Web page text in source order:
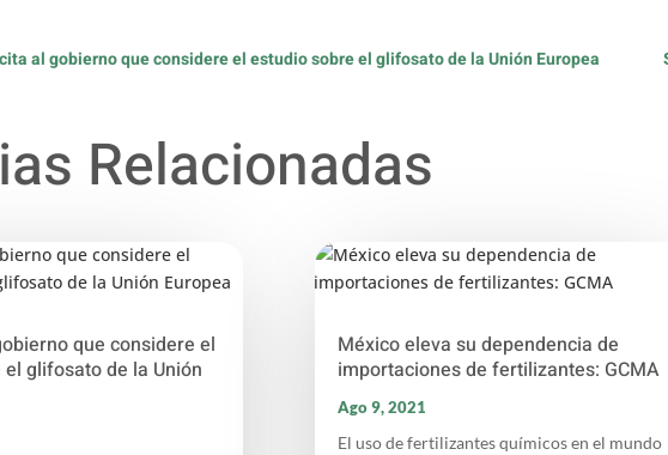
al gobierno que considere el estudio sobre el glifosato de la Unión Europea
Relacionadas
que considere el
glifosato de la Unión
México eleva su dependencia de
importaciones de fertilizantes: GCMA
Ago 9, 2021
El uso de fertilizantes químicos en el mundo